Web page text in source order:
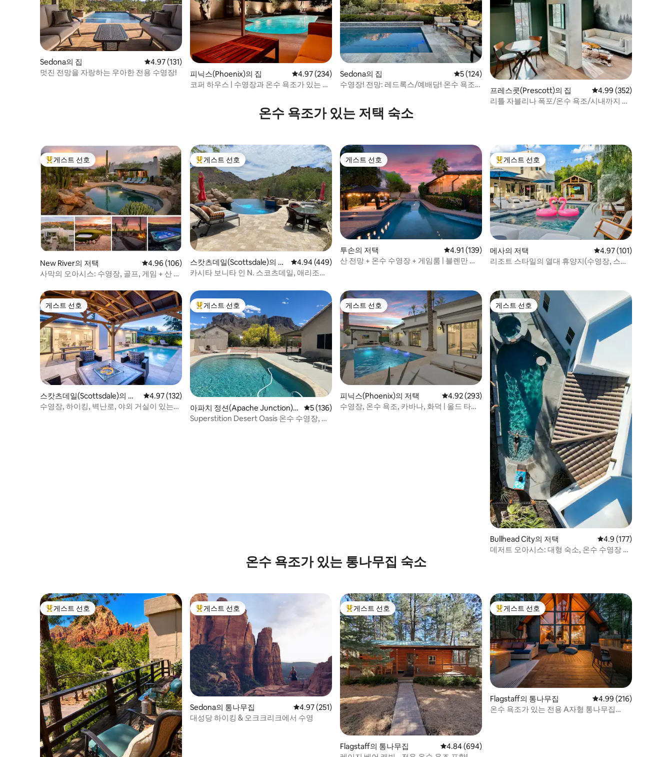
Sedona의 집 평점 4.97점(5점 만점), 후기 131개
4.97 (131)
멋진 전망을 자랑하는 우아한 전용 수영장!
피닉스(Phoenix)의 집 평점 4.97점(5점 만점), 후기 234개
4.97 (234)
코퍼 하우스 | 수영장과 온수 욕조가 있는 프
Sedona의 집 평점 5점(5점 만점), 후기 124개
5 (124)
수영장! 전망: 레드록스/예배당! 온수 욕조,
프레스콧(Prescott)의 집 평점 4.99점(5점 만점),
4.99 (352)
리틀 자블리나 폭포/온수 욕조/시내까지 도
온수 욕조가 있는 저택 숙소
상위 게스트 선호
게스트 선호
New River의 저택 평점 4.96점(5점 만점), 후기 106개
4.96 (106)
사막의 오아시스: 수영장, 골프, 게임 + 산 전
상위 게스트 선호
게스트 선호
스캇츠데일(Scottsdale)의 저
택
평점 4.94점(5점 만점), 후기 449개
4.94 (449)
카시타 보니타 인 N. 스코츠데일, 애리조나
게스트 선호
게스트 선호
투손의 저택 평점 4.91점(5점 만점), 후기 139개
4.91 (139)
산 전망 + 온수 수영장 + 게임룸 | 블렌만 엘
상위 게스트 선호
게스트 선호
메사의 저택 평점 4.97점(5점 만점),
4.97 (101)
리조트 스타일의 열대 휴양지(수영장, 스파,
게스트 선호
게스트 선호
스캇츠데일(Scottsdale)의 저
택
평점 4.97점(5점 만점), 후기 132개
4.97 (132)
수영장, 하이킹, 벽난로, 야외 거실이 있는
상위 게스트 선호
게스트 선호
아파치 정션(Apache Junction)
의 저택
평점 5점(5점 만점), 후기 136개
5 (136)
Superstition Desert Oasis 온수 수영장, 스
게스트 선호
게스트 선호
피닉스(Phoenix)의 저택 평점 4.92점(5점 만점), 후기 293개
4.92 (293)
수영장, 온수 욕조, 카바나, 화덕 | 올드 타운
게스트 선호
게스트 선호
Bullhead City의 저택 평점 4.9점(5점 만점),
4.9 (177)
데저트 오아시스: 대형 숙소, 온수 수영장 및
온수 욕조가 있는 통나무집 숙소
상위 게스트 선호
게스트 선호 상위 게스트 선호
게스트 선호
Sedona의 통나무집 평점 4.97점(5점 만점), 후기 251개
4.97 (251)
대성당 하이킹 & 오크크리크에서 수영
상위 게스트 선호
게스트 선호
Flagstaff의 통나무집 평점 4.84점(5점 만점), 후기 694개
4.84 (694)
상위 게스트 선호
게스트 선호
Flagstaff의 통나무집 평점 4.99점(5점 만점),
4.99 (216)
온수 욕조가 있는 전용 A자형 통나무집